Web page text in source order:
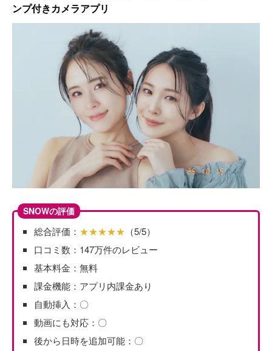
ンプ付きカメラアプリ
SNOWの評価
総合評価： ★★★★★ （5/5）
口コミ数：147万件のレビュー
基本料金：無料
課金機能：アプリ内課金あり
自動挿入：〇
動画にも対応：〇
後から日時を追加可能：〇